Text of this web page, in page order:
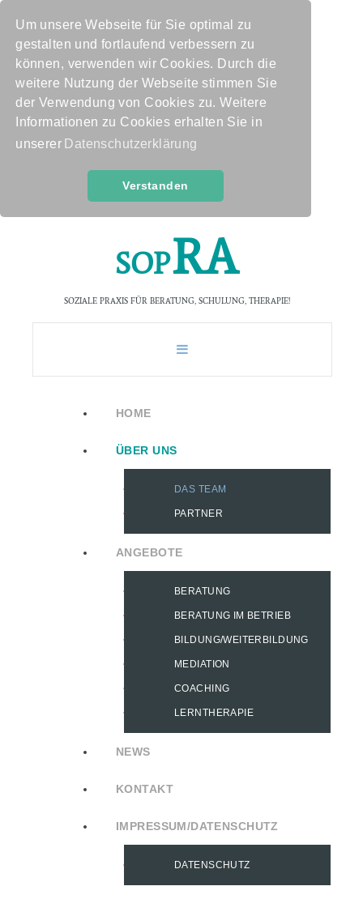
Um unsere Webseite für Sie optimal zu
gestalten und fortlaufend verbessern zu
können, verwenden wir Cookies. Durch die
weitere Nutzung der Webseite stimmen Sie
der Verwendung von Cookies zu. Weitere
Informationen zu Cookies erhalten Sie in
unserer Datenschutzerklärung
Verstanden
SOPRA
SOZIALE PRAXIS FÜR BERATUNG, SCHULUNG, THERAPIE!
HOME
ÜBER UNS
DAS TEAM
PARTNER
ANGEBOTE
BERATUNG
BERATUNG IM BETRIEB
BILDUNG/WEITERBILDUNG
MEDIATION
COACHING
LERNTHERAPIE
NEWS
KONTAKT
IMPRESSUM/DATENSCHUTZ
DATENSCHUTZ